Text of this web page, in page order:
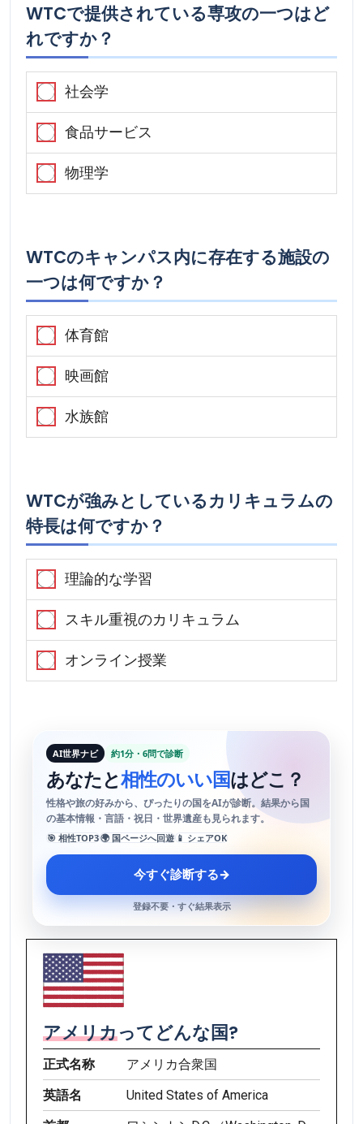
WTCで提供されている専攻の一つはど
れですか？
社会学
食品サービス
物理学
WTCのキャンパス内に存在する施設の
一つは何ですか？
体育館
映画館
水族館
WTCが強みとしているカリキュラムの
特長は何ですか？
理論的な学習
スキル重視のカリキュラム
オンライン授業
AI世界ナビ 約1分・6問で診断
あなたと相性のいい国はどこ？
性格や旅の好みから、ぴったりの国をAIが診断。結果から国
の基本情報・言語・祝日・世界遺産も見られます。
🎯 相性TOP3🌍 国ページへ回遊 📱 シェアOK
今すぐ診断する→
登録不要・すぐ結果表示
アメリカってどんな国?
正式名称
アメリカ合衆国
英語名
United States of America